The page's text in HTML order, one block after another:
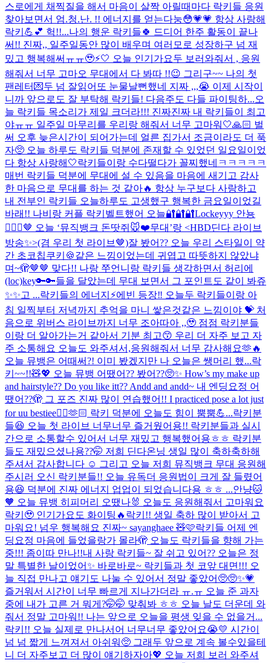
스로에게 채찍질을 해서 마음이 살짝 아릴때마다 락키들 응원
찾아보면서 엄.청.난. !! 에너지를 얻는다눙😳💗💗 항상 사랑해
락키💪💕 헉!!...나의 행운 락키들🍀 드디어 한주 활동이 끝나
써!! 진짜,, 일주일동안 많이 배우며 여러모로 성장하구 넘 재
밌고 행복해써ㅠㅠ🥹⚡️🤍 오늘 인기가요두 보러와줘서 , 응원
해줘서 너무 고마오 무대에서 다 봐따 !!😉 그리구~~ 나의 첫
팬레터💌두 넘 잘읽어또 눈물날뻔했네 지짜 ,,,😭 이제 시작이
니까 앞으로도 잘 부탁해 락키들! 다음주도 다들 파이팅하...오
늘 락키들 목소리가 제일 크더라!!! 진짜진짜 내 락키들이 최고
야ㅠㅠ 일주일 마무리를 우리랑 해줘서 너무 고마워🤍🙏🏻 벌
써 오후 늦은시간이 되어가는데 얼른 집가서 조금이라도 더 푹
자🥺 오늘 하루도 락키들 덕분에 존재할 수 있었던 일요일이었
다 항상 사랑해🤍락키들이랑 수다떨다가 꼴찌했네ㅋㅋㅋㅋㅋ
매번 락키들 덕분에 무대에 설 수 있음을 마음에 새기고 감사
한 마음으로 무대를 하는 것 같아🔥 항상 누구보다 사랑하고
내 전부인 락키들 오늘하루도 고생했구 행복한 금요일이었길
바래!! 나비랑 커플 락키벨트했어 오늘🔐🔐🔐Lockeyyy 안뇽
🙋🏻‍♀️🤎 오늘 ‘뮤직뱅크 돈땃쥐🐭❤️무대’랑 <HBD딘다 라이브
방송✨>(겸 우리 첫 라이브🤎)잘 봤어?? 오늘 우리 스타일이 약
간 초코칩쿠키🍪같은 느낌이었는데 귀엽고 따뜻하지 않았냐
며~🫣🤎🤎 맞다!! 나랑 쭈언니랑 락키들 생각하면서 허리에
(loc)key🔑🔑들을 달았는데 무대 보면서 그 포인트도 같이 봐쥬
✨✨고 ...락키들의 에너지⚡️에빈 등장‼️ 오늘두 락키들이랑 아
침 일찍부터 저녁까지 추억을 마니 쌓은것같은 느낌이야 💝 처
음으로 위버스 라이브까지 너무 조아따아 ,,🥹 점점 락키분들
이랑 더 알아가는거 같아서 기분 최고😙 우리 더 자주 보고 자
주 소통해요 오늘도 와주셔서,응원해줘서 너무 감사해요🫶🔥
오늘 뮤뱅은 어때써?! 이미 봤겠지만 나 오늘은 쌩머리 했...락
키~~!!🧸💖 오늘 뮤뱅 어땠어?? 봤어??🥺✨ How’s my make up
and hairstyle?? Do you like itt?? Andd and andd~ 내 엔딩요정 어
땠어??🫣 그 포즈 진짜 많이 연습했어!! I practiced pose a lot just
for uu bestiee🙂‍↕️🫶🏻 락키 덕분에 오늘도 힘이 뿜뿜💪...락키분
들😆 오늘 첫 라이브 너무너무 즐거웠어용!! 락키분들과 실시
간으로 소통할수 있어서 너무 재밌고 행복했어용ㅎㅎ 락키분
들도 재밌으셨나용??🤭 저희 딘다온닝 생일 많이 축하축하해
주셔서 감사합니다 ☺️ 그리고 오늘 저희 뮤직뱅크 무대 응원해
주시러 오신 락키분들!! 오늘 유독더 응원법이 크게 잘 들렸어
용😆 덕분에 진짜 에너지 업업이 되었습니다용 ㅎㅎ ...안냥🐱
🧡 오늘 뮤뱅 히피머리 오땠나🐰 오늘도 응원해줘서 고마워요
락키🥹 인기가요도 화이팅🔥 락키!! 생일 축하 많이 받아서 고
마워요! 넘우 행복해요 진짜~ sayanghaee 🧸🩷락키들 어제 엔
딩요정 마음에 들었을랑가 몰라🫣 오늘도 락키들을 향해 가는
중!!! 좀이따 만나!!내 사랑 락키들~ 잘 쉬고 있어?? 오늘은 정
말 특별한 날이었어✨ 바로바로~ 락키들과 첫 코앞 대면!!! 오
늘 직접 만나고 얘기도 나눌 수 있어서 정말 좋았어🥺🥺✨💗
즐거워서 시간이 너무 빠르게 지나가더라 ㅠ.ㅠ 오늘 준 과자
중에 내가 고른 거 뭐게?🤭🤭 맞춰봐 ㅎㅎ 오늘 날도 더운데 와
줘서 정말 고마워!! 나는 앞으로 오늘을 평생 잊을 수 없을거...
락키!! 오늘 실제로 만나서어 너무너무 좋았어요😭💛 시간이
넘 넘 짧게 느껴져서 아쉬워🥺 그래두 앞으로 계속 볼수있을테
니 더 자주보고 더 많이 얘기하자아💖 오늘 저희 보러 와주셔